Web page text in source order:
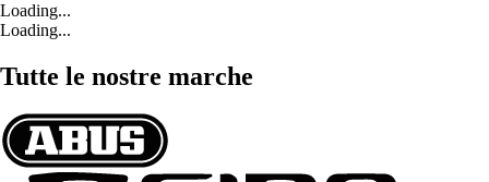
Loading...
Loading...
Tutte le nostre marche